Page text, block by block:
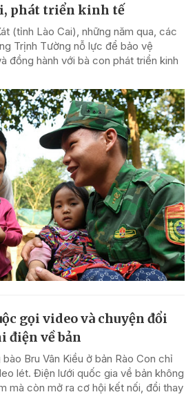
phát triển kinh tế
(tỉnh Lào Cai), những năm qua, các
Trịnh Tường nỗ lực để bảo vệ
đồng hành với bà con phát triển kinh
gọi video và chuyện đổi
điện về bản
Bru Vân Kiều ở bản Rào Con chỉ
lét. Điện lưới quốc gia về bản không
mà còn mở ra cơ hội kết nối, đổi thay